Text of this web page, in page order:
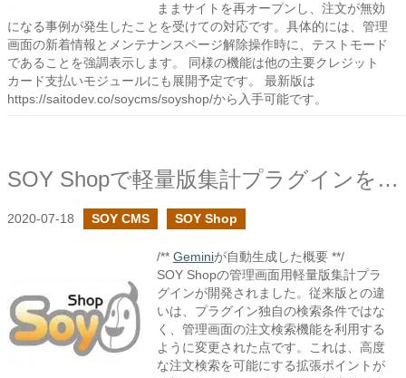
ままサイトを再オープンし、注文が無効
になる事例が発生したことを受けての対応です。具体的には、管理
画面の新着情報とメンテナンスページ解除操作時に、テストモード
であることを強調表示します。 同様の機能は他の主要クレジット
カード支払いモジュールにも展開予定です。 最新版は
https://saitodev.co/soycms/soyshop/から入手可能です。
SOY Shopで軽量版集計プラグインを作成しました
2020-07-18 SOY CMS SOY Shop
/** Geminiが自動生成した概要 **/
SOY Shopの管理画面用軽量版集計プラ
グインが開発されました。従来版との違
いは、プラグイン独自の検索条件ではな
く、管理画面の注文検索機能を利用する
ように変更された点です。これは、高度
な注文検索を可能にする拡張ポイントが